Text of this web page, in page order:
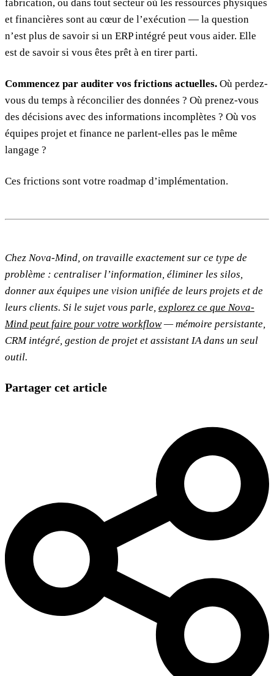
fabrication, ou dans tout secteur où les ressources physiques
et financières sont au cœur de l’exécution — la question
n’est plus de savoir si un ERP intégré peut vous aider. Elle
est de savoir si vous êtes prêt à en tirer parti.
Commencez par auditer vos frictions actuelles. Où perdez-
vous du temps à réconcilier des données ? Où prenez-vous
des décisions avec des informations incomplètes ? Où vos
équipes projet et finance ne parlent-elles pas le même
langage ?
Ces frictions sont votre roadmap d’implémentation.
Chez Nova-Mind, on travaille exactement sur ce type de
problème : centraliser l’information, éliminer les silos,
donner aux équipes une vision unifiée de leurs projets et de
leurs clients. Si le sujet vous parle, explorez ce que Nova-
Mind peut faire pour votre workflow— mémoire persistante,
CRM intégré, gestion de projet et assistant IA dans un seul
outil.
Partager cet article